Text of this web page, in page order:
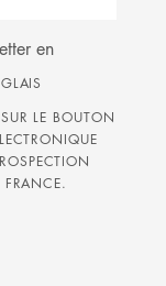
en
LE BOUTON